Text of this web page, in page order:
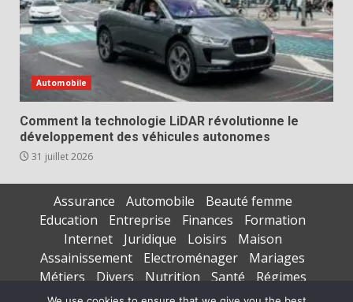
Automobile
Comment la technologie LiDAR révolutionne le
développement des véhicules autonomes
31 juillet 2026
Assurance Automobile
Beauté femme
Education
Entreprise Finances
Formation
Internet
Juridique Loisirs
Maison
Assainissement
Electroménager
Mariages
Métiers
Divers Nutrition Santé
Régimes
Seniors
Sports Vacances